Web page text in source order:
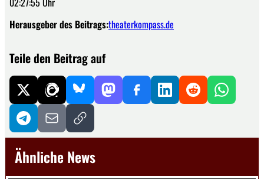
Herausgeber des Beitrags:theaterkompass.de
Teile den Beitrag auf
Ähnliche News